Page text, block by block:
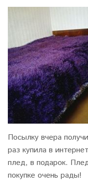
Посылку вчера
раз купила в
плед, в подарок.
покупке очень рады!